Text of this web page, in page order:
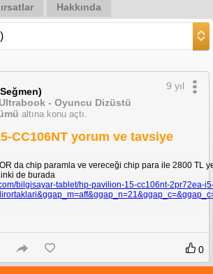
Hakkında
- Oyuncu Dizüstü
altına konu açtı.
9 yıl
CC106NT yorum ve tavsiye
da chip paramla ve vereceği chip para ile 2800 TL
de burada
bilgisayar-tablet/hp-pavilion-15-cc106nt-
0